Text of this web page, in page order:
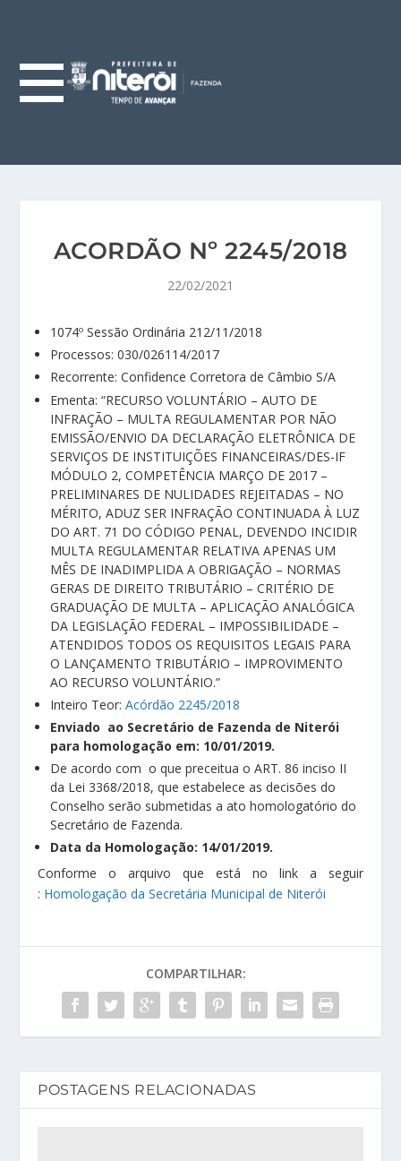
ACORDÃO Nº 2245/2018
22/02/2021
1074º Sessão Ordinária 212/11/2018
Processos: 030/026114/2017
Recorrente: Confidence Corretora de Câmbio S/A
Ementa: “RECURSO VOLUNTÁRIO – AUTO DE
INFRAÇÃO – MULTA REGULAMENTAR POR NÃO
EMISSÃO/ENVIO DA DECLARAÇÃO ELETRÔNICA DE
SERVIÇOS DE INSTITUIÇÕES FINANCEIRAS/DES-IF
MÓDULO 2, COMPETÊNCIA MARÇO DE 2017 –
PRELIMINARES DE NULIDADES REJEITADAS – NO
MÉRITO, ADUZ SER INFRAÇÃO CONTINUADA À LUZ
DO ART. 71 DO CÓDIGO PENAL, DEVENDO INCIDIR
MULTA REGULAMENTAR RELATIVA APENAS UM
MÊS DE INADIMPLIDA A OBRIGAÇÃO – NORMAS
GERAS DE DIREITO TRIBUTÁRIO – CRITÉRIO DE
GRADUAÇÃO DE MULTA – APLICAÇÃO ANALÓGICA
DA LEGISLAÇÃO FEDERAL – IMPOSSIBILIDADE –
ATENDIDOS TODOS OS REQUISITOS LEGAIS PARA
O LANÇAMENTO TRIBUTÁRIO – IMPROVIMENTO
AO RECURSO VOLUNTÁRIO.”
Inteiro Teor:Acórdão 2245/2018
Enviado ao Secretário de Fazenda de Niterói
para homologação em: 10/01/2019.
De acordo com o que preceitua o ART. 86 inciso II
da Lei 3368/2018, que estabelece as decisões do
Conselho serão submetidas a ato homologatório do
Secretário de Fazenda.
Data da Homologação: 14/01/2019.
Conforme o arquivo que está no link a seguir
: Homologação da Secretária Municipal de Niterói
COMPARTILHAR:
POSTAGENS RELACIONADAS